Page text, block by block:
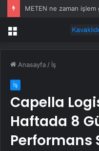
Menü
Anasayfa / İş
İş
Capella
Haftada 8
Performans